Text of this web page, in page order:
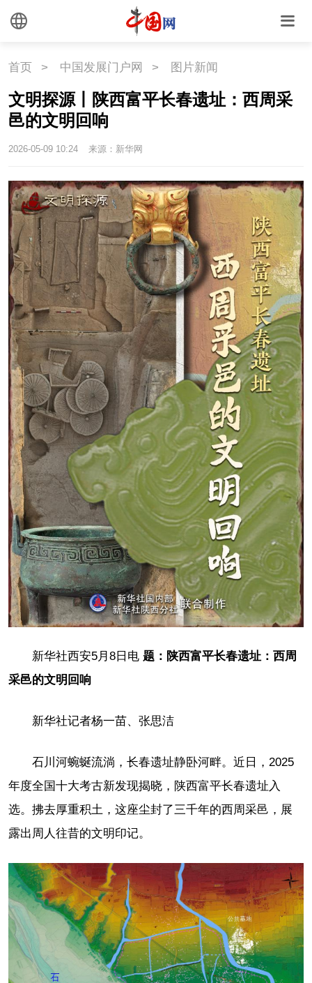
首页 > 中国发展门户网 > 图片新闻
文明探源丨陕西富平长春遗址：西周采
邑的文明回响
2026-05-09 10:24 来源：新华网
新华社西安5月8日电 题：陕西富平长春遗址：西周
采邑的文明回响
新华社记者杨一苗、张思洁
石川河蜿蜒流淌，长春遗址静卧河畔。近日，2025
年度全国十大考古新发现揭晓，陕西富平长春遗址入
选。拂去厚重积土，这座尘封了三千年的西周采邑，展
露出周人往昔的文明印记。